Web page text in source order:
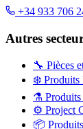
+34 933 706
Autres
🔧 Pièces
❄️ Produits
⚗️
⚙️ Project
📦